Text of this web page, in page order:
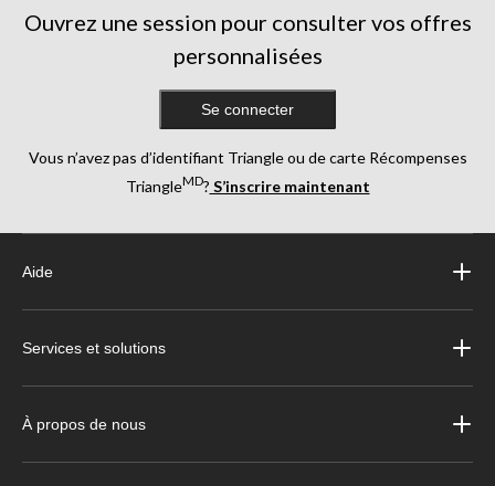
Ouvrez une session pour consulter vos offres
personnalisées
Se connecter
Vous n’avez pas d’identifiant Triangle ou de carte Récompenses
TriangleMD? S’inscrire maintenant
Aide
Services et solutions
À propos de nous